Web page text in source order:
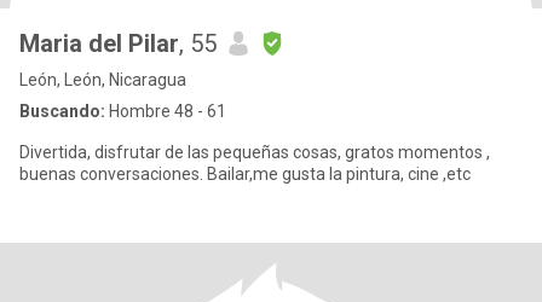
Maria del Pilar, 55
León, León, Nicaragua
Buscando: Hombre 48 - 61
Divertida, disfrutar de las pequeñas cosas, gratos momentos ,
buenas conversaciones. Bailar,me gusta la pintura, cine ,etc